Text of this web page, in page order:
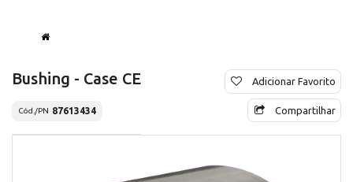
Bushing - Case CE
Cód./PN 87613434
Adicionar Favorito
Compartilhar